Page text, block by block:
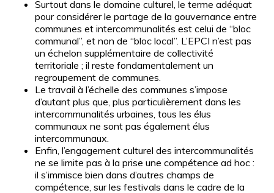
Surtout dans le domaine culturel, le terme adéquat
pour considérer le partage de la gouvernance entre
communes et intercommunalités est celui de “bloc
communal”, et non de “bloc local”. L’EPCI n’est pas
un échelon supplémentaire de collectivité
territoriale ; il reste fondamentalement un
regroupement de communes.
Le travail à l’échelle des communes s’impose
d’autant plus que, plus particulièrement dans les
intercommunalités urbaines, tous les élus
communaux ne sont pas également élus
intercommunaux.
Enfin, l’engagement culturel des intercommunalités
ne se limite pas à la prise une compétence ad hoc :
il s’immisce bien dans d’autres champs de
compétence, sur les festivals dans le cadre de la